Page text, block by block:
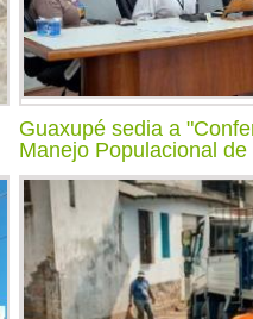
Guaxupé sedia a
Manejo Populacional de